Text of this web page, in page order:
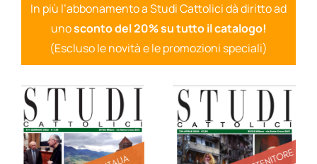
In più l’abbonamento a Studi Cattolici dà diritto ad
unosconto del 20% su tutto il catalogo!
(Escluso le novità e le promozioni speciali)